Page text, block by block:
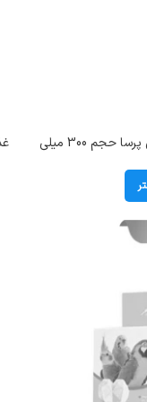
اسپری ضد انگل پرندگان زینتی پرسا حجم 300 میلی